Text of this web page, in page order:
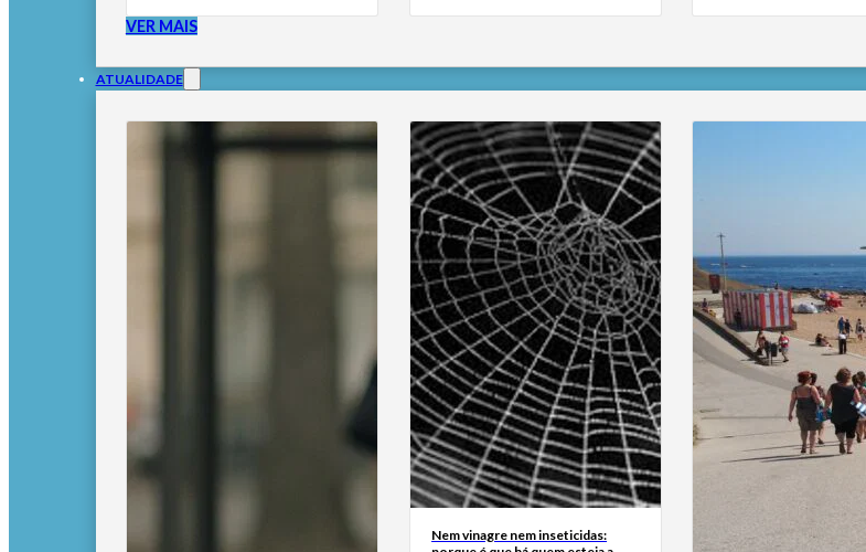
VER MAIS
ATUALIDADE
Nem vinagre nem inseticidas: